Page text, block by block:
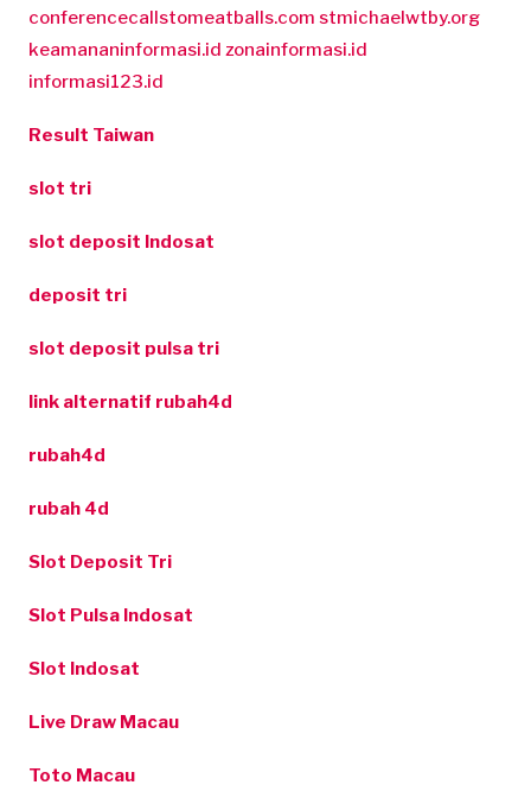
conferencecallstomeatballs.com stmichaelwtby.org
keamananinformasi.id zonainformasi.id
informasi123.id
Result Taiwan
slot tri
slot deposit Indosat
deposit tri
slot deposit pulsa tri
link alternatif rubah4d
rubah4d
rubah 4d
Slot Deposit Tri
Slot Pulsa Indosat
Slot Indosat
Live Draw Macau
Toto Macau